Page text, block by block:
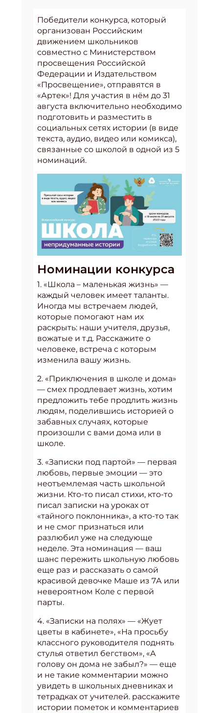
Победители конкурса, который
организован Российским
движением школьников
совместно с Министерством
просвещения Российской
Федерации и Издательством
«Просвещение», отправятся в
«Артек»! Для участия в нём до 31
августа включительно необходимо
подготовить и разместить в
социальных сетях истории (в виде
текста, аудио, видео или комикса),
связанные со школой в одной из 5
номинаций.
Номинации конкурса
1. «Школа – маленькая жизнь» —
каждый человек имеет таланты.
Иногда мы встречаем людей,
которые помогают нам их
раскрыть: наши учителя, друзья,
вожатые и т.д. Расскажите о
человеке, встреча с которым
изменила вашу жизнь.
2. «Приключения в школе и дома»
— смех продлевает жизнь, хотим
предложить тебе продлить жизнь
людям, поделившись историей о
забавных случаях, которые
произошли с вами дома или в
школе.
3. «Записки под партой» — первая
любовь, первые эмоции — это
неотъемлемая часть школьной
жизни. Кто-то писал стихи, кто-то
писал записки на уроках от
«тайного поклонника», а кто-то так
и не смог признаться или
разлюбил уже на следующе
неделе. Эта номинация — ваш
шанс пережить школьную любовь
еще раз и рассказать о самой
красивой девочке Маше из 7А или
невероятном Коле с первой
парты.
4. «Записки на полях» — «Жует
цветы в кабинете», «На просьбу
классного руководителя поднять
стулья ответил бегством», «А
голову он дома не забыл?» — еще
и не такие комментарии можно
увидеть в школьных дневниках и
тетрадках от учителей. расскажите
истории пометок и комментариев